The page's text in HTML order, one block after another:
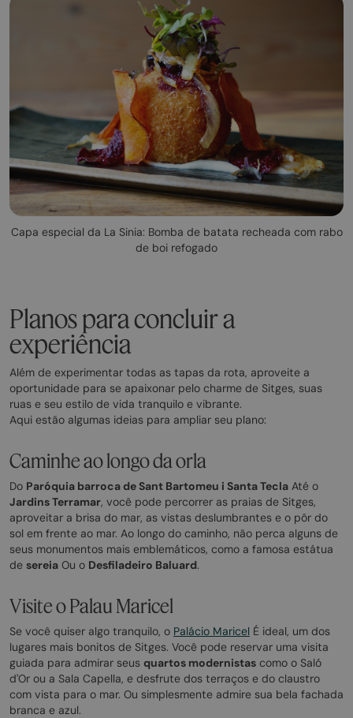
Capa especial da La Sinia: Bomba de batata recheada com rabo
de boi refogado
Planos para concluir a
experiência
Além de experimentar todas as tapas da rota, aproveite a
oportunidade para se apaixonar pelo charme de Sitges, suas
ruas e seu estilo de vida tranquilo e vibrante.
Aqui estão algumas ideias para ampliar seu plano:
Caminhe ao longo da orla
Do Paróquia barroca de Sant Bartomeu i Santa Tecla Até o
Jardins Terramar, você pode percorrer as praias de Sitges,
aproveitar a brisa do mar, as vistas deslumbrantes e o pôr do
sol em frente ao mar. Ao longo do caminho, não perca alguns de
seus monumentos mais emblemáticos, como a famosa estátua
de sereia Ou o Desfiladeiro Baluard.
Visite o Palau Maricel
Se você quiser algo tranquilo, o Palácio Maricel É ideal, um dos
lugares mais bonitos de Sitges. Você pode reservar uma visita
guiada para admirar seus quartos modernistas como o Saló
d'Or ou a Sala Capella, e desfrute dos terraços e do claustro
com vista para o mar. Ou simplesmente admire sua bela fachada
branca e azul.